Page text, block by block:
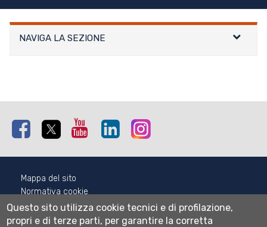
NAVIGA LA SEZIONE
Facebook Twitter Youtube Linkedin
Mappa del sito
Normativa cookie
Informativa privacy
Cookie settings
Questo sito utilizza cookie tecnici e di profilazione,
propri e di terze parti, per garantire la corretta